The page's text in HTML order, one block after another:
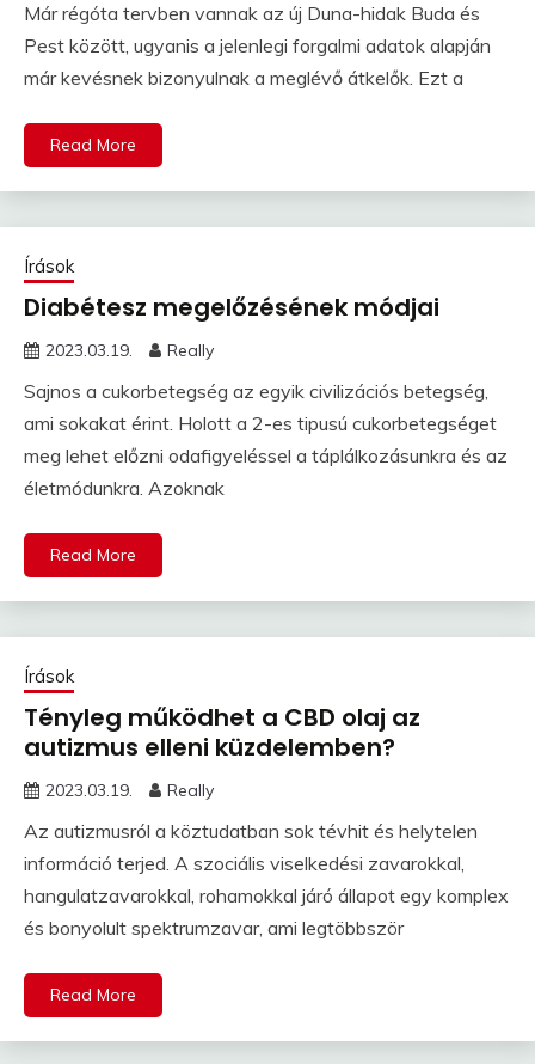
Már régóta tervben vannak az új Duna-hidak Buda és
Pest között, ugyanis a jelenlegi forgalmi adatok alapján
már kevésnek bizonyulnak a meglévő átkelők. Ezt a
Read More
Írások
Diabétesz megelőzésének módjai
2023.03.19. Really
Sajnos a cukorbetegség az egyik civilizációs betegség,
ami sokakat érint. Holott a 2-es tipusú cukorbetegséget
meg lehet előzni odafigyeléssel a táplálkozásunkra és az
életmódunkra. Azoknak
Read More
Írások
Tényleg működhet a CBD olaj az
autizmus elleni küzdelemben?
2023.03.19. Really
Az autizmusról a köztudatban sok tévhit és helytelen
információ terjed. A szociális viselkedési zavarokkal,
hangulatzavarokkal, rohamokkal járó állapot egy komplex
és bonyolult spektrumzavar, ami legtöbbször
Read More